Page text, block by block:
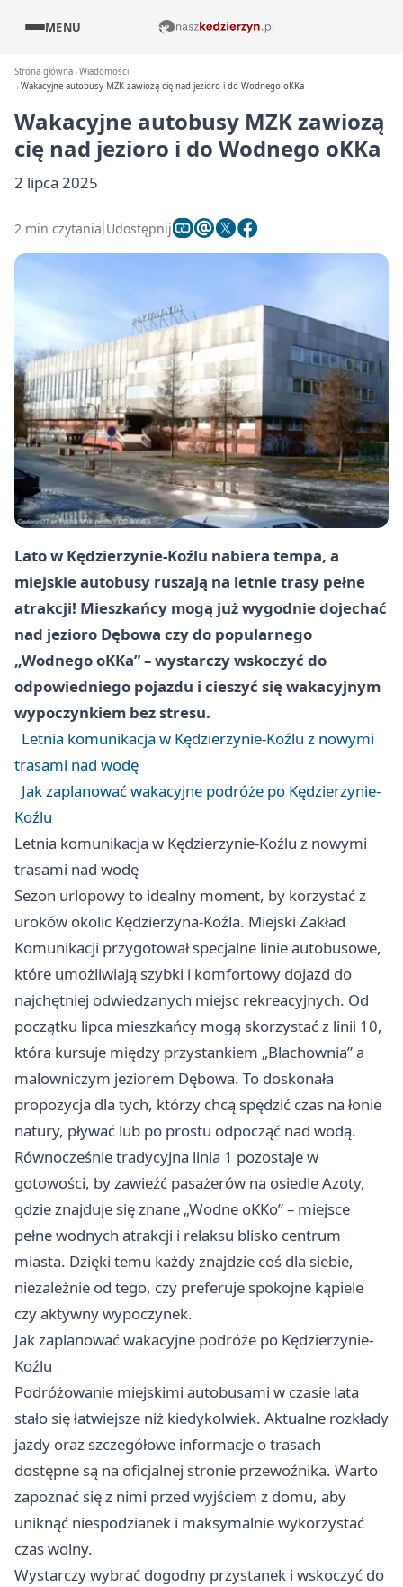
MENU
Strona główna Wiadomości
Wakacyjne autobusy MZK zawiozą cię nad jezioro i do Wodnego oKKa
Wakacyjne autobusy MZK zawiozą
cię nad jezioro i do Wodnego oKKa
2 lipca 2025
2 min czytania Udostępnij
Lato w Kędzierzynie-Koźlu nabiera tempa, a
miejskie autobusy ruszają na letnie trasy pełne
atrakcji! Mieszkańcy mogą już wygodnie dojechać
nad jezioro Dębowa czy do popularnego
„Wodnego oKKa” – wystarczy wskoczyć do
odpowiedniego pojazdu i cieszyć się wakacyjnym
wypoczynkiem bez stresu.
Letnia komunikacja w Kędzierzynie-Koźlu z nowymi
trasami nad wodę
Jak zaplanować wakacyjne podróże po Kędzierzynie-
Koźlu
Letnia komunikacja w Kędzierzynie-Koźlu z nowymi
trasami nad wodę
Sezon urlopowy to idealny moment, by korzystać z
uroków okolic Kędzierzyna-Koźla. Miejski Zakład
Komunikacji przygotował specjalne linie autobusowe,
które umożliwiają szybki i komfortowy dojazd do
najchętniej odwiedzanych miejsc rekreacyjnych. Od
początku lipca mieszkańcy mogą skorzystać z linii 10,
która kursuje między przystankiem „Blachownia” a
malowniczym jeziorem Dębowa. To doskonała
propozycja dla tych, którzy chcą spędzić czas na łonie
natury, pływać lub po prostu odpocząć nad wodą.
Równocześnie tradycyjna linia 1 pozostaje w
gotowości, by zawieźć pasażerów na osiedle Azoty,
gdzie znajduje się znane „Wodne oKKo” – miejsce
pełne wodnych atrakcji i relaksu blisko centrum
miasta. Dzięki temu każdy znajdzie coś dla siebie,
niezależnie od tego, czy preferuje spokojne kąpiele
czy aktywny wypoczynek.
Jak zaplanować wakacyjne podróże po Kędzierzynie-
Koźlu
Podróżowanie miejskimi autobusami w czasie lata
stało się łatwiejsze niż kiedykolwiek. Aktualne rozkłady
jazdy oraz szczegółowe informacje o trasach
dostępne są na oficjalnej stronie przewoźnika. Warto
zapoznać się z nimi przed wyjściem z domu, aby
uniknąć niespodzianek i maksymalnie wykorzystać
czas wolny.
Wystarczy wybrać dogodny przystanek i wskoczyć do